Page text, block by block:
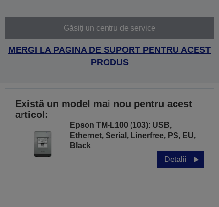
Găsiți un centru de service
MERGI LA PAGINA DE SUPORT PENTRU ACEST
PRODUS
Există un model mai nou pentru acest
articol:
Epson TM-L100 (103): USB,
Ethernet, Serial, Linerfree, PS, EU,
Black
Detalii